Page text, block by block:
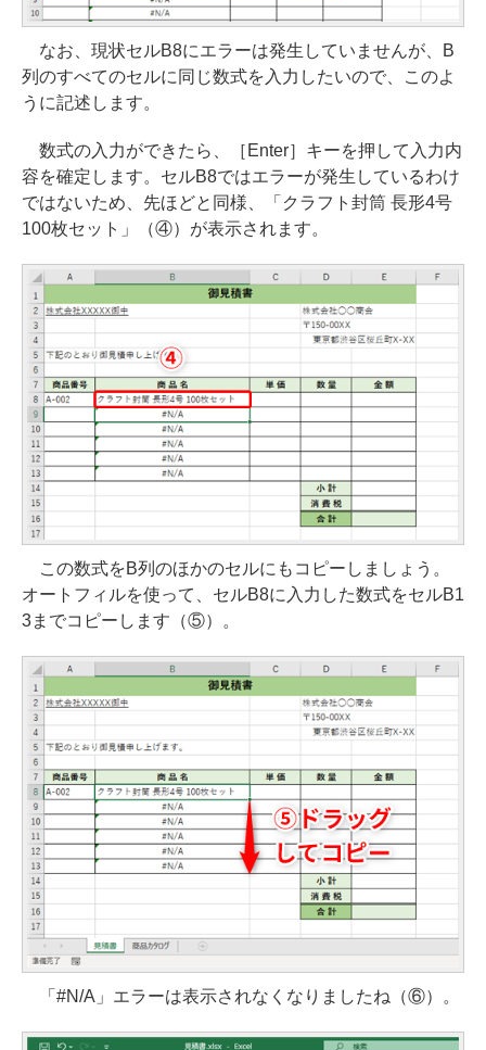
なお、現状セルB8にエラーは発生していませんが、B
列のすべてのセルに同じ数式を入力したいので、このよ
うに記述します。
数式の入力ができたら、［Enter］キーを押して入力内
容を確定します。セルB8ではエラーが発生しているわけ
ではないため、先ほどと同様、「クラフト封筒 長形4号
100枚セット」（④）が表示されます。
この数式をB列のほかのセルにもコピーしましょう。
オートフィルを使って、セルB8に入力した数式をセルB1
3までコピーします（⑤）。
「#N/A」エラーは表示されなくなりましたね（⑥）。